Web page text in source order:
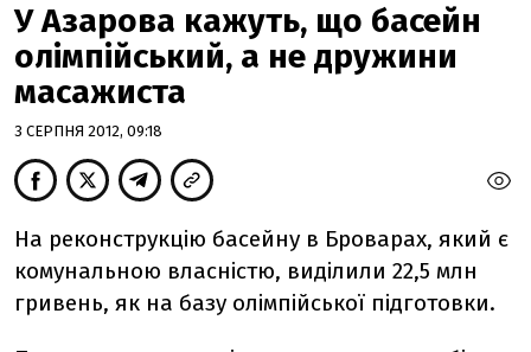
У Азарова кажуть, що басейн
олімпійський, а не дружини
масажиста
3 СЕРПНЯ 2012, 09:18
На реконструкцію басейну в Броварах, який є
комунальною власністю, виділили 22,5 млн
гривень, як на базу олімпійської підготовки.